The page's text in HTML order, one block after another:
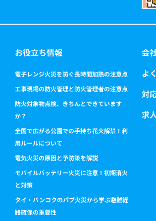
お役立ち情報
電子レンジ火災を防ぐ長時間加熱の注意点
工事現場の防火管理と防火管理者の注意点
防火対象物点検、きちんとできています
か？
全国で広がる公園での手持ち花火解禁！利
用ルールについて
電気火災の原因と予防策を解説
モバイルバッテリー火災に注意！初期消火
と対策
タイ・バンコクのパブ火災から学ぶ避難経
路確保の重要性
会
よ
対
求